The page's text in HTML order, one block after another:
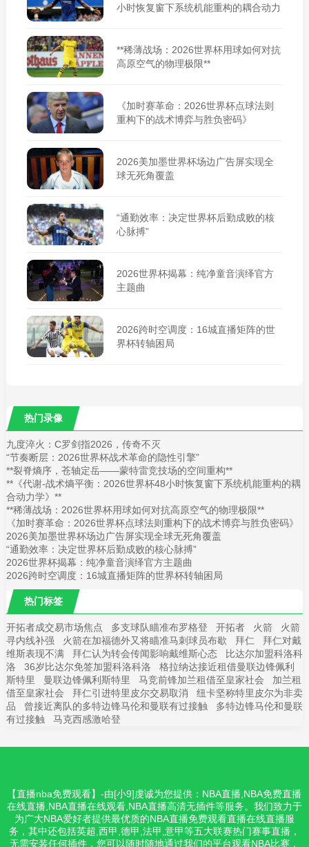
小时恢复窗下系统机能重构的耦合动力
**稀薄战场：2026世界杯用球如何对抗
高原空气的物理极限**
《加时赛革命：2026世界杯点球法则
重构下的战术博弈与胜负密码》
2026美加墨世界杯场边广告屏实现全
球无死角覆盖
“通勤效率：决定世界杯后勤成败的核
心脉搏”
2026世界杯揭幕：纯净童音演绎官方
主题曲
2026跨时空调度：16城直播矩阵的世
界杯转轴困局
热门录像
九度淬火：C罗剑指2026，传奇不灭
“节奏断层：2026世界杯战术革命的隐性引擎”
**裂脊熵序，苍轴定岳——蒙特雷竞技场的空间重构**
**《代谢-战术熵平衡：2026世界杯48小时恢复窗下系统机能重构的耦
合动力学》**
**稀薄战场：2026世界杯用球如何对抗高原空气的物理极限**
《加时赛革命：2026世界杯点球法则重构下的战术博弈与胜负密码》
2026美加墨世界杯场边广告屏实现全球无死角覆盖
“通勤效率：决定世界杯后勤成败的核心脉搏”
2026世界杯揭幕：纯净童音演绎官方主题曲
2026跨时空调度：16城直播矩阵的世界杯转轴困局
热门标签
开拓者成交易市场焦点 多支球队瞄准布罗格登 开拓者 火箭
火箭
寻内线补强
火箭在加福德外又将瞄准马刺球员布歇 拜仁
拜仁对戴
维斯表现不满
拜仁认为转会传闻影响戴维斯心态
比达尔加盟科洛科
洛
36岁比达尔免签加盟科洛科洛
格拉纳达接近租借曼联边锋佩利
斯特里
曼联边锋佩利斯特里 马竞前锋加兰租借至皇家社会
加兰租
借至皇家社会
拜仁引进特里皮尔交易取消
纽卡坚称特里皮尔为非卖
品
曾接近离队的多特边锋马伦和曼联有过接触
多特边锋马伦和曼联
有过接触
马克西感激哈登
【直播nba免费观看】-由[小9]虔诚为您提供：NBA直播,NBA免费直播
在线直播,NBA直播在线观看,NBA直播高清无插件等服务。我们致力于
为广大NBA爱好者提供最优质的NBA直播免费观看直播在线直播服
务，其中还包括英超,西甲,德甲,法甲,意甲等五大联赛热门赛事直播，
无需安装任何插件，您可以随时随地通过我们的平台观看NBA比赛，